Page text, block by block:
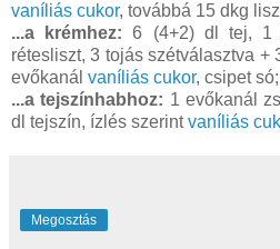
vaníliás cukor, továbbá 15 dkg
...a krémhez: 6 (4+2) dl tej, 1
rétesliszt, 3 tojás szétválasztva +
evőkanál vaníliás cukor, csipet só;
...a tejszínhabhoz: 1 evőkanál
dl tejszín, ízlés szerintvaníliás
Megosztás